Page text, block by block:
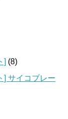
] (8)
] サイコブレー